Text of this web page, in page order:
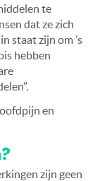
te
dat ze zich
staat zijn om ’s
hebben
en
zijn geen